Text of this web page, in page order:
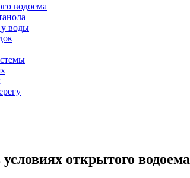
водоема
воды
открытого водоема